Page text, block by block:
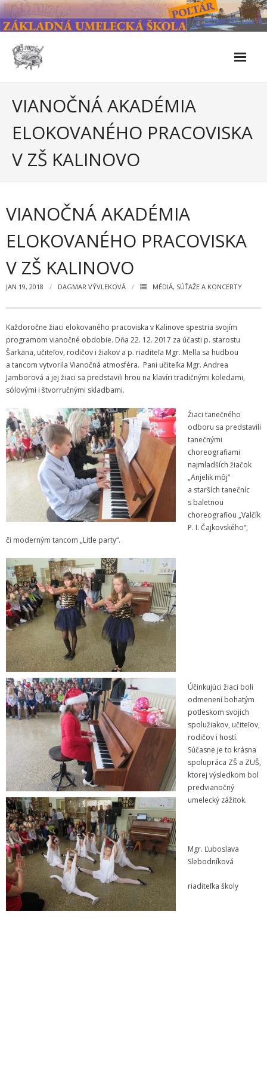
Skip
to
content
- História školy
- Naše úspechy od roku 2019 – do 2024
- KULTÚRNO-SPOLOČENSKÉ PODUJATIA 2024/2025
Zamestnanci
- Nepedagogickí zamestnanci
- Etický kódex pedagogických zamestnancov a odborných
zamestnancov
Vyučované odbory
- Hudobný odbor
- Výtvarný odbor
- Tanečný odbor
- Literárno – dramatický odbor
Informácie
- Povinné zverejňovanie informácií
- - Organizačná štruktúra ZUŠ Poltár
- - Zriaďovacia listina ZUŠ Poltár
- - Zoznam platných vnútorných predpisov
- - Dodatok č.1, č.2 k ZL ZUŠ Poltár
- - Pedagogická rada
- Verejné obstarávanie
- - Plán verejného obstarávania
- - Súhrnná správa za rok 2021
- Dokumenty minedu a statpedu
- Prijímacie konanie
- Aktuality
- Informácia pre uchádzača o zamestnanie
- Termíny školských prázdnin
VIANOČNÁ AKADÉMIA
ELOKOVANÉHO PRACOVISKA
V ZŠ KALINOVO
VIANOČNÁ AKADÉMIA
ELOKOVANÉHO PRACOVISKA
V ZŠ KALINOVO
JAN 19, 2018 DAGMAR VÝVLEKOVÁ MÉDIÁ, SÚŤAŽE A KONCERTY
Každoročne žiaci elokovaného pracoviska v Kalinove spestria svojím
programom vianočné obdobie. Dňa 22. 12. 2017 za účasti p. starostu
Šarkana, učiteľov, rodičov i žiakov a p. riaditeľa Mgr. Mella sa hudbou
a tancom vytvorila Vianočná atmosféra. Pani učiteľka Mgr. Andrea
Jamborová a jej žiaci sa predstavili hrou na klavíri tradičnými koledami,
sólovými i štvorručnými skladbami.
Žiaci tanečného
odboru sa predstavili
tanečnými
choreografiami
najmladších žiačok
„Anjelik môj“
a starších tanečníc
s baletnou
choreografiou „Valčík
P. I. Čajkovského“,
či moderným tancom „Litle party“.
Účinkujúci žiaci boli
odmenení bohatým
potleskom svojich
spolužiakov, učiteľov,
rodičov i hostí.
Súčasne je to krásna
spolupráca ZŠ a ZUŠ,
ktorej výsledkom bol
predvianočný
umelecký zážitok.
Mgr. Ľuboslava
Slebodníková
riaditeľka školy